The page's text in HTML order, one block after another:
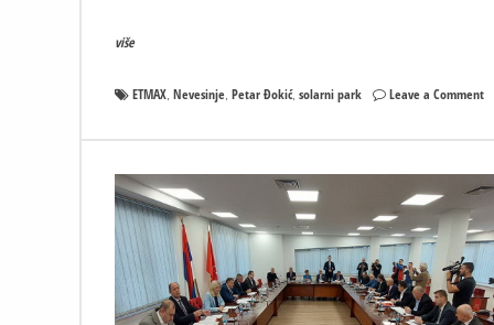
više
ETMAX, Nevesinje, Petar Đokić, solarni park Leave a Commenton
od